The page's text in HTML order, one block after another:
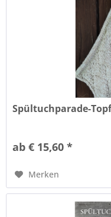
Spültuchparade-
ab € 15,60 *
Merken